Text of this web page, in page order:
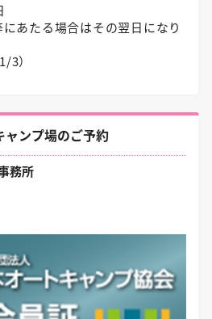
あたる場合はその翌日になり
3）
ャンプ場のご予約
務所